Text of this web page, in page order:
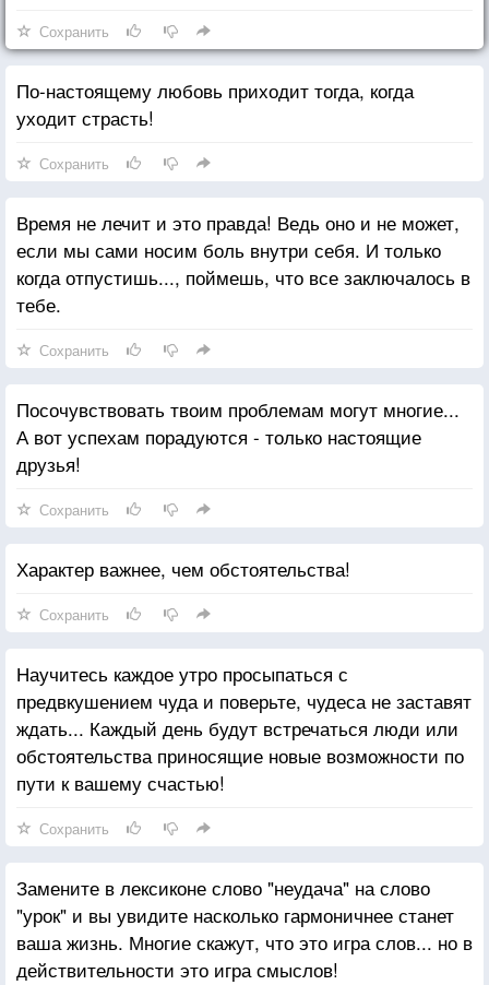
Сохранить
По-настоящему любовь приходит тогда, когда
уходит страсть!
Сохранить
Время не лечит и это правда! Ведь оно и не может,
если мы сами носим боль внутри себя. И только
когда отпустишь..., поймешь, что все заключалось в
тебе.
Сохранить
Посочувствовать твоим проблемам могут многие...
А вот успехам порадуются - только настоящие
друзья!
Сохранить
Характер важнее, чем обстоятельства!
Сохранить
Научитесь каждое утро просыпаться с
предвкушением чуда и поверьте, чудеса не заставят
ждать... Каждый день будут встречаться люди или
обстоятельства приносящие новые возможности по
пути к вашему счастью!
Сохранить
Замените в лексиконе слово "неудача" на слово
"урок" и вы увидите насколько гармоничнее станет
ваша жизнь. Многие скажут, что это игра слов... но в
действительности это игра смыслов!